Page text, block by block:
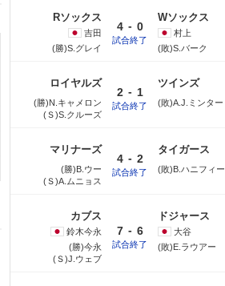
Rソックス
吉田
(勝)S.グレイ
4 - 0
試合終了
Wソックス
村上
(敗)S.バーク
ロイヤルズ
(勝)N.キャメロン
(Ｓ)S.クルーズ
2 - 1
試合終了
ツインズ
(敗)A.J.ミンター
マリナーズ
(勝)B.ウー
(Ｓ)A.ムニョス
4 - 2
試合終了
タイガース
(敗)B.ハニフィー
カブス
鈴木今永
(勝)今永
(Ｓ)J.ウェブ
7 - 6
試合終了
ドジャース
大谷
(敗)E.ラウアー